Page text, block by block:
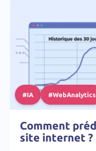
#IA #WebAnalytics
Comment
site internet ?